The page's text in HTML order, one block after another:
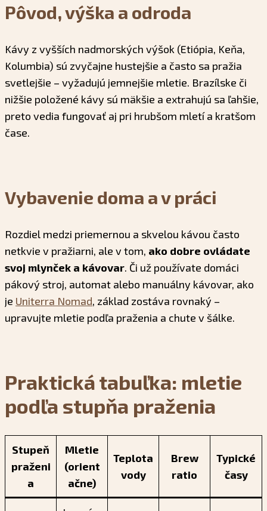
Pôvod, výška a odroda
Kávy z vyšších nadmorských výšok (Etiópia, Keňa,
Kolumbia) sú zvyčajne hustejšie a často sa pražia
svetlejšie – vyžadujú jemnejšie mletie. Brazílske či
nižšie položené kávy sú mäkšie a extrahujú sa ľahšie,
preto vedia fungovať aj pri hrubšom mletí a kratšom
čase.
Vybavenie doma a v práci
Rozdiel medzi priemernou a skvelou kávou často
netkvie v pražiarni, ale v tom, ako dobre ovládate
svoj mlynček a kávovar. Či už používate domáci
pákový stroj, automat alebo manuálny kávovar, ako
je Uniterra Nomad, základ zostáva rovnaký –
upravujte mletie podľa praženia a chute v šálke.
Praktická tabuľka: mletie
podľa stupňa praženia
Stupeň
praženi
a
Mletie
(orient
ačne)
Teplota
vody
Brew
ratio
Typické
časy